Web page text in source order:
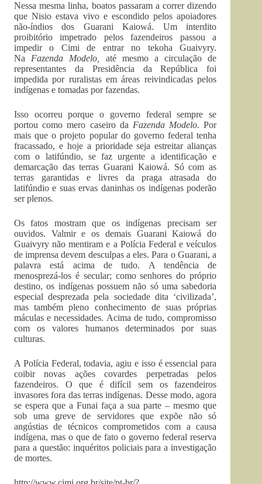
Nessa mesma linha, boatos passaram a correr dizendo
que Nisio estava vivo e escondido pelos apoiadores
não-índios dos Guarani Kaiowá. Um interdito
proibitório impetrado pelos fazendeiros passou a
impedir o Cimi de entrar no tekoha Guaivyry.
Na Fazenda Modelo, até mesmo a circulação de
representantes da Presidência da República foi
impedida por ruralistas em áreas reivindicadas pelos
indígenas e tomadas por fazendas.
Isso ocorreu porque o governo federal sempre se
portou como mero caseiro da Fazenda Modelo. Por
mais que o projeto popular do governo federal tenha
fracassado, e hoje a prioridade seja estreitar alianças
com o latifúndio, se faz urgente a identificação e
demarcação das terras Guarani Kaiowá. Só com as
terras garantidas e livres da praga atrasada do
latifúndio e suas ervas daninhas os indígenas poderão
ser plenos.
Os fatos mostram que os indígenas precisam ser
ouvidos. Valmir e os demais Guarani Kaiowá do
Guaivyry não mentiram e a Polícia Federal e veículos
de imprensa devem desculpas a eles. Para o Guarani, a
palavra está acima de tudo. A tendência de
menosprezá-los é secular; como senhores do próprio
destino, os indígenas possuem não só uma sabedoria
especial desprezada pela sociedade dita ‘civilizada’,
mas também pleno conhecimento de suas próprias
máculas e necessidades. Acima de tudo, compromisso
com os valores humanos determinados por suas
culturas.
A Polícia Federal, todavia, agiu e isso é essencial para
coibir novas ações covardes perpetradas pelos
fazendeiros. O que é difícil sem os fazendeiros
invasores fora das terras indígenas. Desse modo, agora
se espera que a Funai faça a sua parte – mesmo que
sob uma greve de servidores que expõe não só
angústias de técnicos comprometidos com a causa
indígena, mas o que de fato o governo federal reserva
para a questão: inquéritos policiais para a investigação
de mortes.